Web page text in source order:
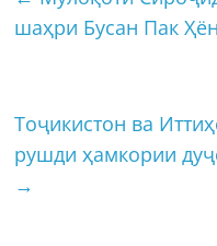
шаҳри Бусан Пак
Тоҷикистон ва
рушди ҳамкории
→